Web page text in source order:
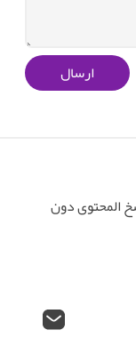
ارسال
المحتوى دون